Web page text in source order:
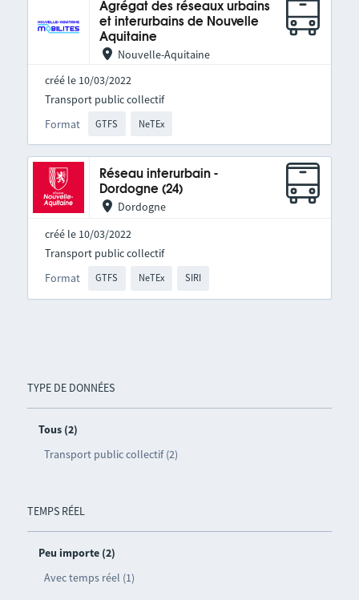
TYPE DE DONNÉES
Tous (2)
Transport public collectif (2)
TEMPS RÉEL
Peu importe (2)
Avec temps réel (1)
Agrégat des réseaux urbains
et interurbains de Nouvelle
Aquitaine
Nouvelle-Aquitaine
créé le 10/03/2022
Format GTFS NeTEx
Transport public collectif
Réseau interurbain -
Dordogne (24)
Dordogne
créé le 10/03/2022
Format GTFS NeTEx SIRI
Transport public collectif